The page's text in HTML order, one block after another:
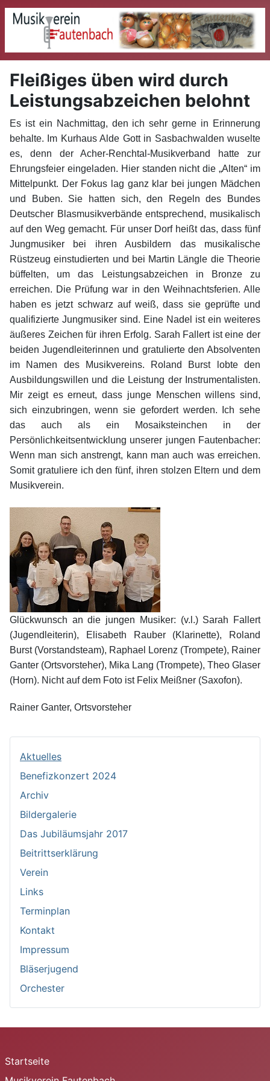
Aktuelles
Benefizkonzert 2024
Archiv
Bildergalerie
Das Jubiläumsjahr 2017
Beitrittserklärung
Verein
Links
Terminplan
Kontakt
Impressum
Bläserjugend
Orchester
Fleißiges üben wird durch
Leistungsabzeichen belohnt
Es ist ein Nachmittag, den ich sehr gerne in Erinnerung
behalte. Im Kurhaus Alde Gott in Sasbachwalden wuselte
es, denn der Acher-Renchtal-Musikverband hatte zur
Ehrungsfeier eingeladen. Hier standen nicht die „Alten“ im
Mittelpunkt. Der Fokus lag ganz klar bei jungen Mädchen
und Buben. Sie hatten sich, den Regeln des Bundes
Deutscher Blasmusikverbände entsprechend, musikalisch
auf den Weg gemacht. Für unser Dorf heißt das, dass fünf
Jungmusiker bei ihren Ausbildern das musikalische
Rüstzeug einstudierten und bei Martin Längle die Theorie
büffelten, um das Leistungsabzeichen in Bronze zu
erreichen. Die Prüfung war in den Weihnachtsferien. Alle
haben es jetzt schwarz auf weiß, dass sie geprüfte und
qualifizierte Jungmusiker sind. Eine Nadel ist ein weiteres
äußeres Zeichen für ihren Erfolg. Sarah Fallert ist eine der
beiden Jugendleiterinnen und gratulierte den Absolventen
im Namen des Musikvereins. Roland Burst lobte den
Ausbildungswillen und die Leistung der Instrumentalisten.
Mir zeigt es erneut, dass junge Menschen willens sind,
sich einzubringen, wenn sie gefordert werden. Ich sehe
das auch als ein Mosaiksteinchen in der
Persönlichkeitsentwicklung unserer jungen Fautenbacher:
Wenn man sich anstrengt, kann man auch was erreichen.
Somit gratuliere ich den fünf, ihren stolzen Eltern und dem
Musikverein.
Glückwunsch an die jungen Musiker: (v.l.) Sarah Fallert
(Jugendleiterin), Elisabeth Rauber (Klarinette), Roland
Burst (Vorstandsteam), Raphael Lorenz (Trompete), Rainer
Ganter (Ortsvorsteher), Mika Lang (Trompete), Theo Glaser
(Horn). Nicht auf dem Foto ist Felix Meißner (Saxofon).
Rainer Ganter, Ortsvorsteher
Startseite